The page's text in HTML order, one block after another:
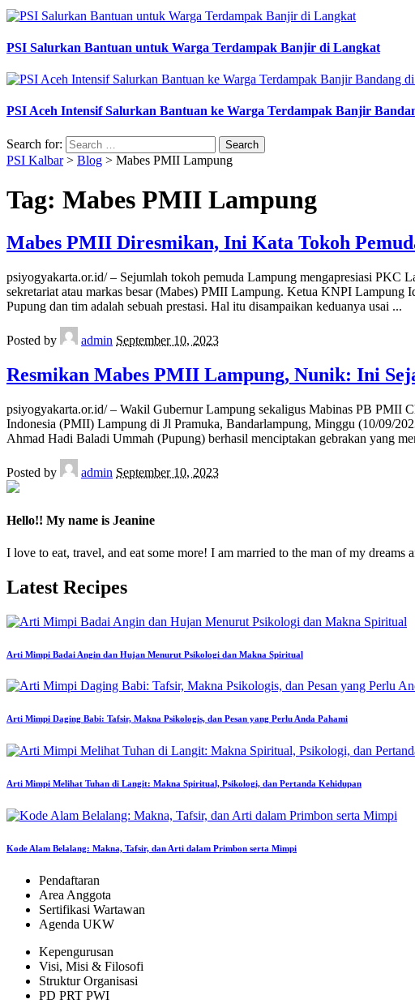
PSI Salurkan Bantuan untuk Warga Terdampak Banjir di Langkat
PSI Aceh Intensif Salurkan Bantuan ke Warga Terdampak Banjir
Search for:
PSI Kalbar> Blog > Mabes PMII Lampung
Tag: Mabes PMII Lampung
Mabes PMII Diresmikan, Ini Kata Tokoh
psiyogyakarta.or.id/ – Sejumlah tokoh pemuda Lampung mengapresiasi PKC
sekretariat atau markas besar (Mabes) PMII Lampung. Ketua KNPI
Pupung dan tim adalah sebuah prestasi. Hal itu disampaikan keduanya usai ...
Posted by admin September 10, 2023
Resmikan Mabes PMII Lampung, Nunik: Ini
psiyogyakarta.or.id/ – Wakil Gubernur Lampung sekaligus Mabinas PB PMII
Indonesia (PMII) Lampung di Jl Pramuka, Bandarlampung, Minggu (10/09/
Ahmad Hadi Baladi Ummah (Pupung) berhasil menciptakan gebrakan yang
Posted by admin September 10, 2023
Hello!! My name is Jeanine
I love to eat, travel, and eat some more! I am married to the man of my
Latest Recipes
Arti Mimpi Badai Angin dan Hujan Menurut Psikologi dan Makna Spiritual
Arti Mimpi Daging Babi: Tafsir, Makna Psikologis, dan Pesan yang Perlu Anda Pahami
Arti Mimpi Melihat Tuhan di Langit: Makna Spiritual, Psikologi, dan Pertanda Kehidupan
Kode Alam Belalang: Makna, Tafsir, dan Arti dalam Primbon serta Mimpi
Pendaftaran
Area Anggota
Sertifikasi Wartawan
Agenda UKW
Kepengurusan
Visi, Misi & Filosofi
Struktur Organisasi
PD PRT PWI